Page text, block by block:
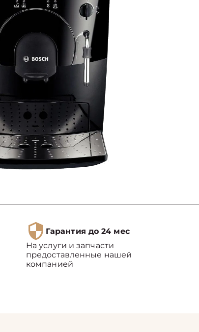
Гарантия до 24 мес
На услуги и запчасти
предоставленные нашей
компанией